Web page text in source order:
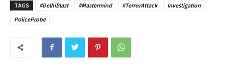
TAGS #DelhiBlast #Mastermind #TerrorAttack
Investigation
PoliceProbe